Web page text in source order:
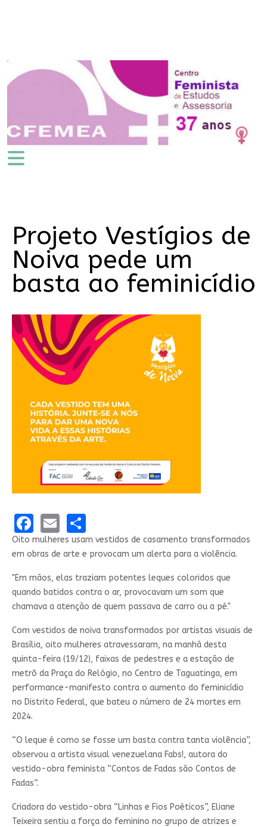
Projeto Vestígios de
Noiva pede um
basta ao feminicídio
Facebook
EmailShare
Oito mulheres usam vestidos de casamento transformados
em obras de arte e provocam um alerta para a violência.
"Em mãos, elas traziam potentes leques coloridos que
quando batidos contra o ar, provocavam um som que
chamava a atenção de quem passava de carro ou a pé."
Com vestidos de noiva transformados por artistas visuais de
Brasília, oito mulheres atravessaram, na manhã desta
quinta-feira (19/12), faixas de pedestres e a estação de
metrô da Praça do Relógio, no Centro de Taguatinga, em
performance-manifesto contra o aumento do feminicídio
no Distrito Federal, que bateu o número de 24 mortes em
2024.
“O leque é como se fosse um basta contra tanta violência”,
observou a artista visual venezuelana Fabs!, autora do
vestido-obra feminista “Contos de Fadas são Contos de
Fadas”.
Criadora do vestido-obra “Linhas e Fios Poéticos”, Eliane
Teixeira sentiu a força do feminino no grupo de atrizes e